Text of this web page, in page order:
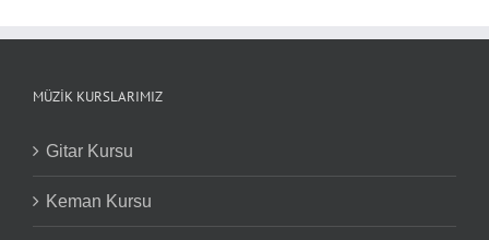
MÜZIK KURSLARIMIZ
Gitar Kursu
Keman Kursu